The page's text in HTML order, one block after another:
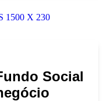
Social